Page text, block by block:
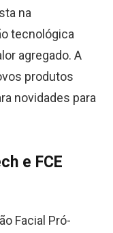
na
tecnológica
agregado. A
produtos
novidades para
e FCE
Facial Pró-